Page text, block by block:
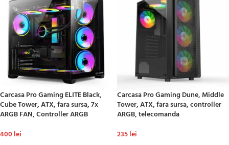
Carcasa Pro Gaming ELITE Black,
Cube Tower, ATX, fara sursa, 7x
ARGB FAN, Controller ARGB
400 lei
Carcasa Pro Gaming Dune, Middle
Tower, ATX, fara sursa, controller
ARGB, telecomanda
235lei